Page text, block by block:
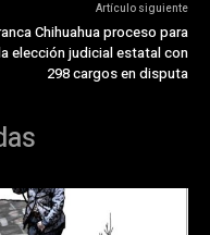
Artículo siguiente
Chihuahua proceso para
elección judicial estatal con
298 cargos en disputa